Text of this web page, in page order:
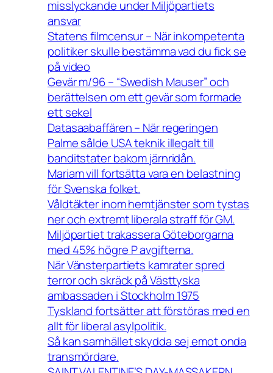
misslyckande under Miljöpartiets
ansvar
Statens filmcensur – När inkompetenta
politiker skulle bestämma vad du fick se
på video
Gevär m/96 – “Swedish Mauser” och
berättelsen om ett gevär som formade
ett sekel
Datasaabaffären – När regeringen
Palme sålde USA teknik illegalt till
banditstater bakom järnridån.
Mariam vill fortsätta vara en belastning
för Svenska folket.
Våldtäkter inom hemtjänster som tystas
ner och extremt liberala straff för GM.
Miljöpartiet trakassera Göteborgarna
med 45% högre P avgifterna.
När Vänsterpartiets kamrater spred
terror och skräck på Västtyska
ambassaden i Stockholm 1975
Tyskland fortsätter att förstöras med en
allt för liberal asylpolitik.
Så kan samhället skydda sej emot onda
transmördare.